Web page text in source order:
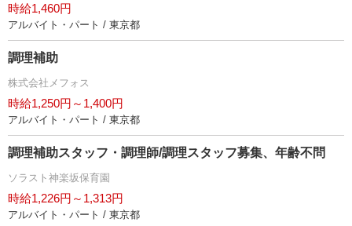
時給1,460円
アルバイト・パート / 東京都
調理補助
株式会社メフォス
時給1,250円～1,400円
アルバイト・パート / 東京都
調理補助スタッフ・調理師/調理スタッフ募集、年齢不問
ソラスト神楽坂保育園
時給1,226円～1,313円
アルバイト・パート / 東京都